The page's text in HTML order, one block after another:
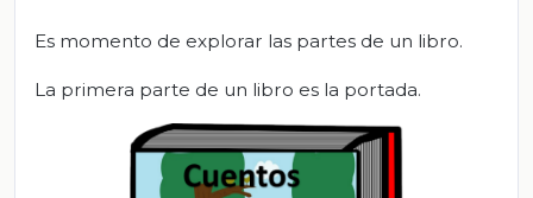
Es momento de explorar las partes de un libro.
La primera parte de un libro es la portada.